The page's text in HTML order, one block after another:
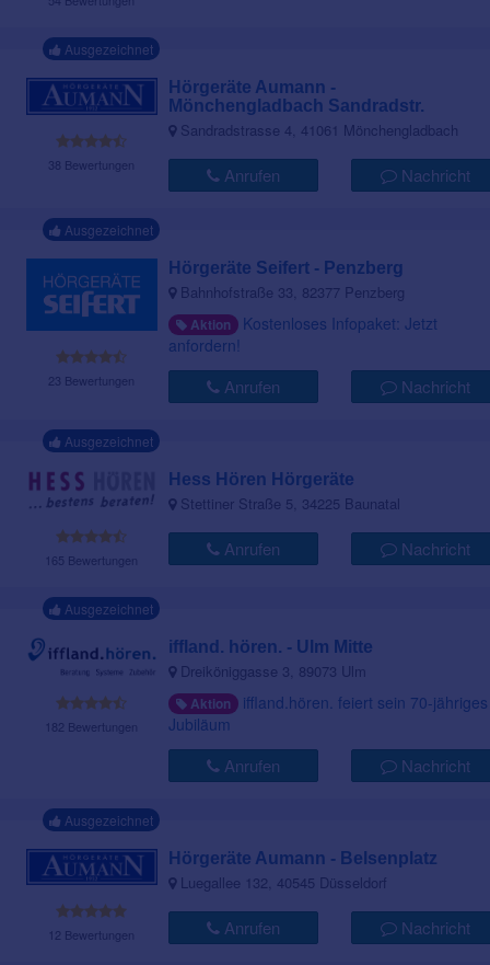
Ausgezeichnet
38 Bewertungen
Hörgeräte Aumann -
Mönchengladbach Sandradstr.
Sandradstrasse 4, 41061 Mönchengladbach
Anrufen Nachricht
Ausgezeichnet
23 Bewertungen
Hörgeräte Seifert - Penzberg
Bahnhofstraße 33, 82377 Penzberg
Aktion Kostenloses Infopaket: Jetzt
anfordern!
Anrufen Nachricht
Ausgezeichnet
165 Bewertungen
Hess Hören Hörgeräte
Stettiner Straße 5, 34225 Baunatal
Anrufen Nachricht
Ausgezeichnet
182 Bewertungen
iffland. hören. - Ulm Mitte
Dreiköniggasse 3, 89073 Ulm
Aktion iffland.hören. feiert sein 70-jähriges
Jubiläum
Anrufen Nachricht
Ausgezeichnet
12 Bewertungen
Hörgeräte Aumann - Belsenplatz
Luegallee 132, 40545 Düsseldorf
Anrufen Nachricht